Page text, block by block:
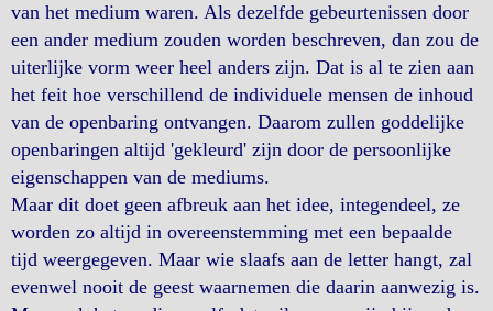
van het medium waren. Als dezelfde gebeurtenissen door
een ander medium zouden worden beschreven, dan zou de
uiterlijke vorm weer heel anders zijn. Dat is al te zien aan
het feit hoe verschillend de individuele mensen de inhoud
van de openbaring ontvangen. Daarom zullen goddelijke
openbaringen altijd 'gekleurd' zijn door de persoonlijke
eigenschappen van de mediums.
Maar dit doet geen afbreuk aan het idee, integendeel, ze
worden zo altijd in overeenstemming met een bepaalde
tijd weergegeven. Maar wie slaafs aan de letter hangt, zal
evenwel nooit de geest waarnemen die daarin aanwezig is.